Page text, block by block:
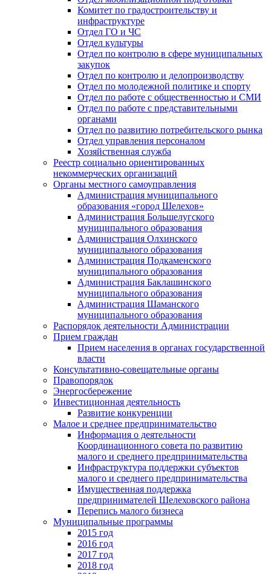
Комитет по градостроительству и
инфраструктуре
Отдел ГО и ЧС
Отдел культуры
Отдел по контролю в сфере муниципальных
закупок
Отдел по контролю и делопроизводству
Отдел по молодежной политике и спорту
Отдел по работе с общественностью и СМИ
Отдел по работе с представительными
органами
Отдел по развитию потребительского рынка
Отдел управления персоналом
Хозяйственная служба
Реестр социально ориентированных
некоммерческих организаций
Органы местного самоуправления
Администрация муниципального
образования «город Шелехов»
Администрация Большелугского
муниципального образования
Администрация Олхинского
муниципального образования
Администрация Подкаменского
муниципального образования
Администрация Баклашинского
муниципального образования
Администрация Шаманского
муниципального образования
Распорядок деятельности Администрации
Прием граждан
Прием населения в органах государственной
власти
Консультативно-совещательные органы
Правопорядок
Энергосбережение
Инвестиционная деятельность
Развитие конкуренции
Малое и среднее предпринимательство
Информация о деятельности
Координационного совета по развитию
малого и среднего предпринимательства
Инфраструктура поддержки субъектов
малого и среднего предпринимательства
Имущественная поддержка
предпринимателей Шелеховского района
Перепись малого бизнеса
Муниципальные программы
2015 год
2016 год
2017 год
2018 год